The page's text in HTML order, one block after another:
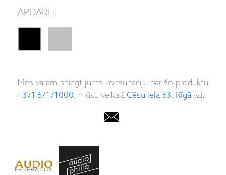
APDARE:
Mēs varam sniegt jums konsultāciju par šo produktu
+371 67171000, mūsu veikalāCēsu iela 33, Rīgāvai: